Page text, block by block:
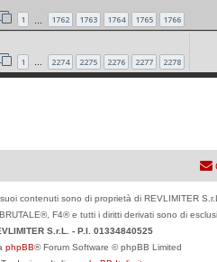
1 1762 1763 1764 1765 1766
1 … 2274 2275 2276 2277 2278
contenuti sono di proprietà di REVLIMITER
F4® e tutti i diritti derivati sono di
S.r.L. - P.I. 01334840525
phpBB® Forum Software © phpBB Limited